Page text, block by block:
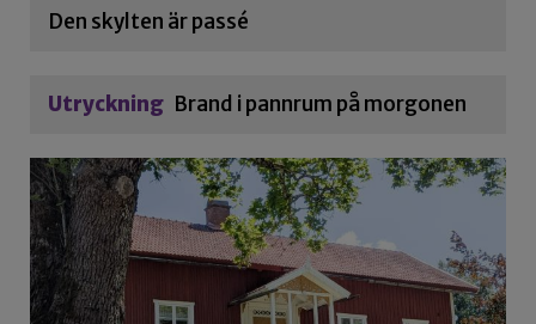
Den skylten är passé
Utryckning Brand i pannrum på morgonen